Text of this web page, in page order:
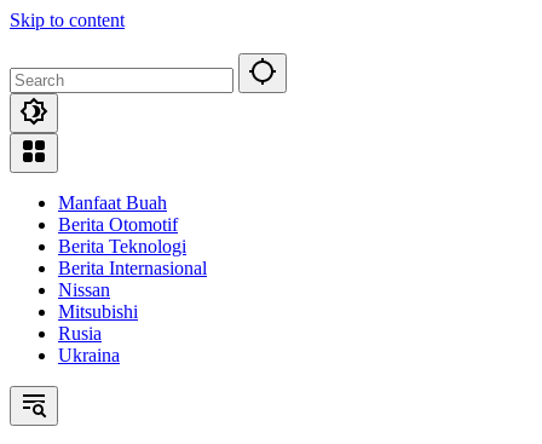
Skip to content
Manfaat Buah
Berita Otomotif
Berita Teknologi
Berita Internasional
Nissan
Mitsubishi
Rusia
Ukraina